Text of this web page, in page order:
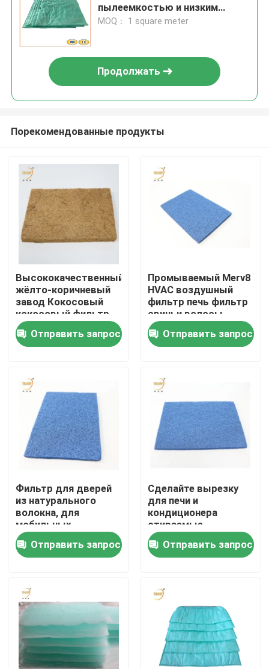
Дом
Видео
О нас
Проверка качества
Спросите цитату
Глубоко плиссируйте фильтр HEPA
Pre воздушный фильтр
Блок FFU
пылеемкостью и низким
перепадом давления
MOQ： 1 square meter
Продолжать
Порекомендованные продукты
Высококачественный
жёлто-коричневый
завод Кокосовый
кокосовый фильтр
воздуха
натуральный
продукт для краски
Отправить запрос
Промываемый Merv8
HVAC воздушный
фильтр печь фильтр
свиньи волосы
фильтр СМИ
Отправить запрос
Фильтр для дверей
из натурального
волокна, для
мобильных,
изготовленных и
модульных домов,
синий
Отправить запрос
Сделайте вырезку
для печи и
кондиционера
стираемые
полиэстерные
волосы
Отправить запрос